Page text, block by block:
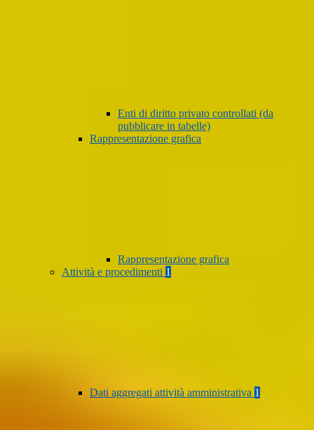
Enti di diritto privato controllati (da
pubblicare in tabelle)
Rappresentazione grafica
Rappresentazione grafica
Attività e procedimenti 1
Dati aggregati attività amministrativa 1